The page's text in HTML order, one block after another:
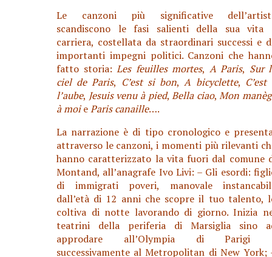
Le canzoni più significative
scandiscono le fasi salienti della sua vita
carriera, costellata da straordinari successi e
importanti impegni politici. Canzoni che
fatto storia: Les feuilles mortes, A Paris, Sur
ciel de Paris, C’est si bon,A bicyclette, C’est
l’aube, Jesuis venu à pied,Bella ciao,Mon
à moieParis canaille….
La narrazione è di tipo cronologico e
attraverso le canzoni, i momenti più rilevanti
hanno caratterizzato la vita fuori dal comune
Montand, all’anagrafe Ivo Livi: – Gli esordi:
di immigrati poveri, manovale
dall’età di 12 anni che scopre il tuo talento,
coltiva di notte lavorando di giorno. Inizia
teatrini della periferia di Marsiglia sino
approdare all’Olympia di Parigi
successivamente al Metropolitan di New York;